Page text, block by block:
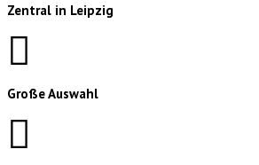
Zentral in Leipzig
Große Auswahl